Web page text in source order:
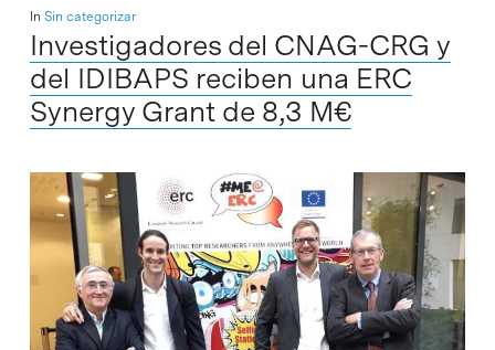
In Sin categorizar
Investigadores del CNAG-CRG y
del IDIBAPS reciben una ERC
Synergy Grant de 8,3 M€